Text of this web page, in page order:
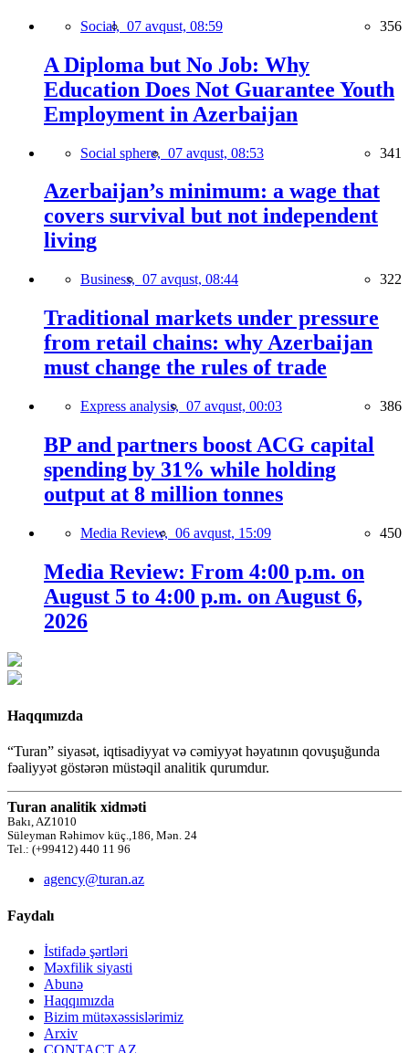
Social, 07 avqust, 08:59 356
A Diploma but No Job: Why
Education Does Not Guarantee Youth
Employment in Azerbaijan
Social sphere, 07 avqust, 08:53 341
Azerbaijan’s minimum: a wage that
covers survival but not independent
living
Business, 07 avqust, 08:44 322
Traditional markets under pressure
from retail chains: why Azerbaijan
must change the rules of trade
Express analysis, 07 avqust, 00:03 386
BP and partners boost ACG capital
spending by 31% while holding
output at 8 million tonnes
Media Review, 06 avqust, 15:09 450
Media Review: From 4:00 p.m. on
August 5 to 4:00 p.m. on August 6,
2026
Haqqımızda
“Turan” siyasət, iqtisadiyyat və cəmiyyət həyatının qovuşuğunda
fəaliyyət göstərən müstəqil analitik qurumdur.
Turan analitik xidməti
Bakı, AZ1010
Süleyman Rəhimov küç.,186, Mən. 24
Tel.: (+99412) 440 11 96
agency@turan.az
Faydalı
İstifadə şərtləri
Məxfilik siyasti
Abunə
Haqqımızda
Bizim mütəxəssislərimiz
Arxiv
CONTACT AZ